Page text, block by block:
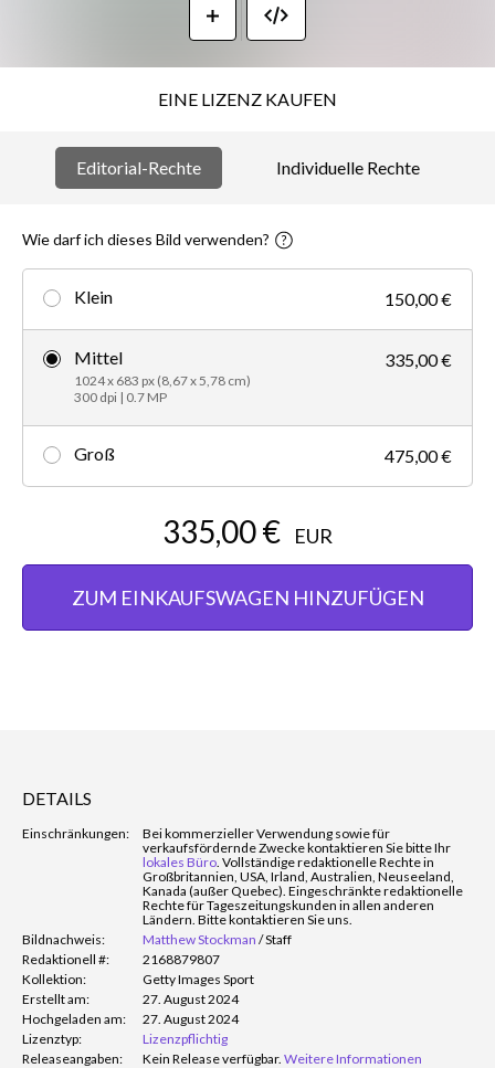
EINE LIZENZ KAUFEN
Editorial-Rechte Individuelle Rechte
Wie darf ich dieses Bild verwenden?
Klein 150,00 €
Mittel
1024 x 683 px (8,67 x 5,78 cm)
300 dpi | 0.7 MP
335,00 €
Groß 475,00 €
335,00 € EUR
ZUM EINKAUFSWAGEN HINZUFÜGEN
DETAILS
Einschränkungen:
Bei kommerzieller Verwendung sowie für
verkaufsfördernde Zwecke kontaktieren Sie bitte Ihr
lokales Büro . Vollständige redaktionelle Rechte in
Großbritannien, USA, Irland, Australien, Neuseeland,
Kanada (außer Quebec). Eingeschränkte redaktionelle
Rechte für Tageszeitungskunden in allen anderen
Ländern. Bitte kontaktieren Sie uns.
Bildnachweis:
Matthew Stockman /Staff
Redaktionell #:
2168879807
Kollektion:
Getty Images Sport
Erstellt am:
27. August 2024
Hochgeladen am:
27. August 2024
Lizenztyp:
Lizenzpflichtig
Releaseangaben:
Kein Release verfügbar. Weitere Informationen